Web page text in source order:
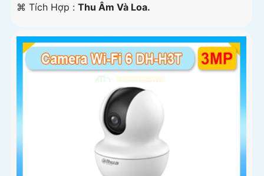
️⌘ Tích Hợp : Thu Âm Và Loa.